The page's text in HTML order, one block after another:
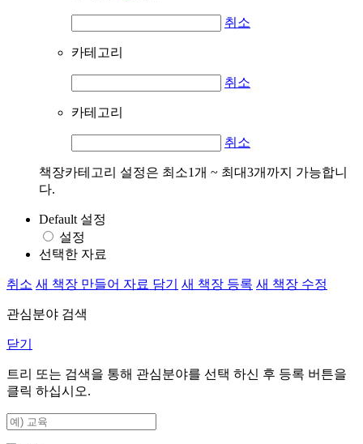
취소
카테고리
취소
카테고리
취소
책장카테고리 설정은 최소1개 ~ 최대3개까지 가능합니
다.
Default 설정
설정
선택한 자료
취소 새 책장 만들어 자료 담기 새 책장 등록 새 책장 수정
관심분야 검색
닫기
트리 또는 검색을 통해 관심분야를 선택 하신 후 등록 버튼을
클릭 하십시오.